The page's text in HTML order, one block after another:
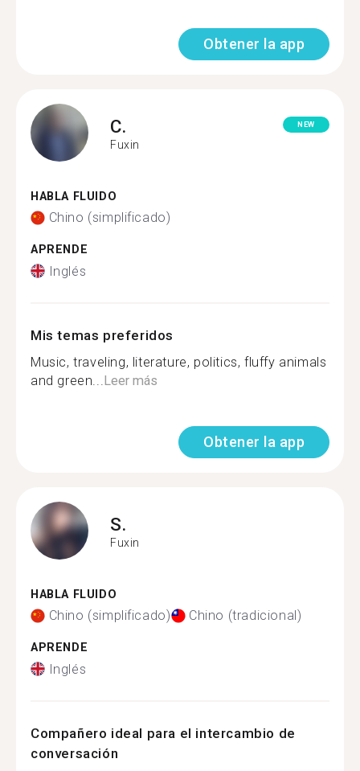
Obtener la app
C.
Fuxin
NEW
HABLA FLUIDO
Chino (simplificado)
APRENDE
Inglés
Mis temas preferidos
Music, traveling, literature, politics, fluffy animals
and green... Leer más
Obtener la app
S.
Fuxin
HABLA FLUIDO
Chino (simplificado) Chino (tradicional)
APRENDE
Inglés
Compañero ideal para el intercambio de
conversación